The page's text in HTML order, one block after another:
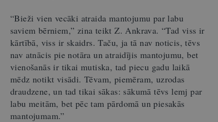
“Bieži vien vecāki atraida mantojumu par labu
saviem bērniem,” zina teikt Z. Ankrava. “Tad viss ir
kārtībā, viss ir skaidrs. Taču, ja tā nav noticis, tēvs
nav atnācis pie notāra un atraidījis mantojumu, bet
vienošanās ir tikai mutiska, tad piecu gadu laikā
mēdz notikt visādi. Tēvam, piemēram, uzrodas
draudzene, un tad tikai sākas: sākumā tēvs lemj par
labu meitām, bet pēc tam pārdomā un piesakās
mantojumam.”